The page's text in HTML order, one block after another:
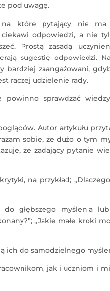
pod uwagę.
które pytający nie ma
odpowiedzi, a nie
Prostą zasadą
sugestię odpowiedzi.
bardziej zaangażowani,
raczej udzielenie rady.
sprawdzać
Autor artykułu
sobie, że dużo o tym
że zadający pytanie
na przykład; „Dlaczego
do głębszego myślenia
„Jakie małe kroki
ich do samodzielnego
jak i uczniom i